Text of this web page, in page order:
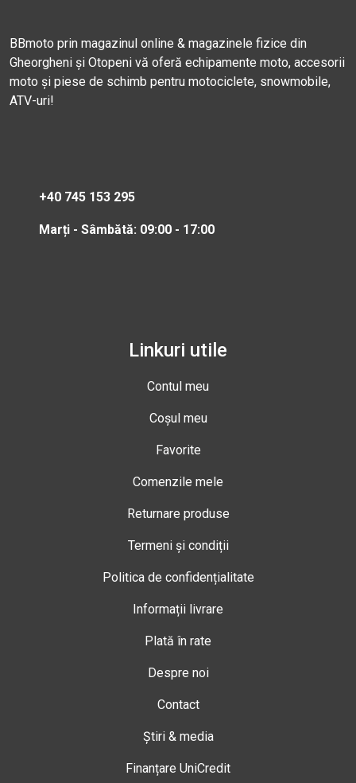
BBmoto prin magazinul online & magazinele fizice din
Gheorgheni și Otopeni vă oferă echipamente moto, accesorii
moto și piese de schimb pentru motociclete, snowmobile,
ATV-uri!
+40 745 153 295
Marți - Sâmbătă: 09:00 - 17:00
Linkuri utile
Contul meu
Coșul meu
Favorite
Comenzile mele
Returnare produse
Termeni și condiții
Politica de confidențialitate
Informații livrare
Plată în rate
Despre noi
Contact
Știri & media
Finanțare UniCredit